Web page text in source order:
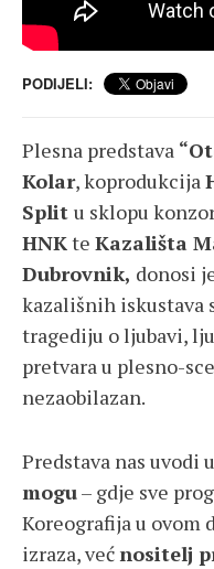
PODIJELI:
Plesna predstava
Kolar, koprodukcija
Split u sklopu
HNKte Kazališta
Dubrovnik, donosi
kazališnih iskustava
tragediju o ljubavi,
pretvara u plesno-
nezaobilazan.
Predstava nas uvodi
mogu– gdje sve
Koreografija u ovom
izraza, većnositelj